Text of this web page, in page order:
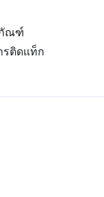
ณฑ์
รติดแท็ก